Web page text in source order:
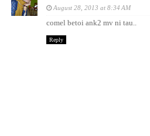
August 28, 2013 at 8:34 AM
comel betoi ank2 mv ni tau..
Reply